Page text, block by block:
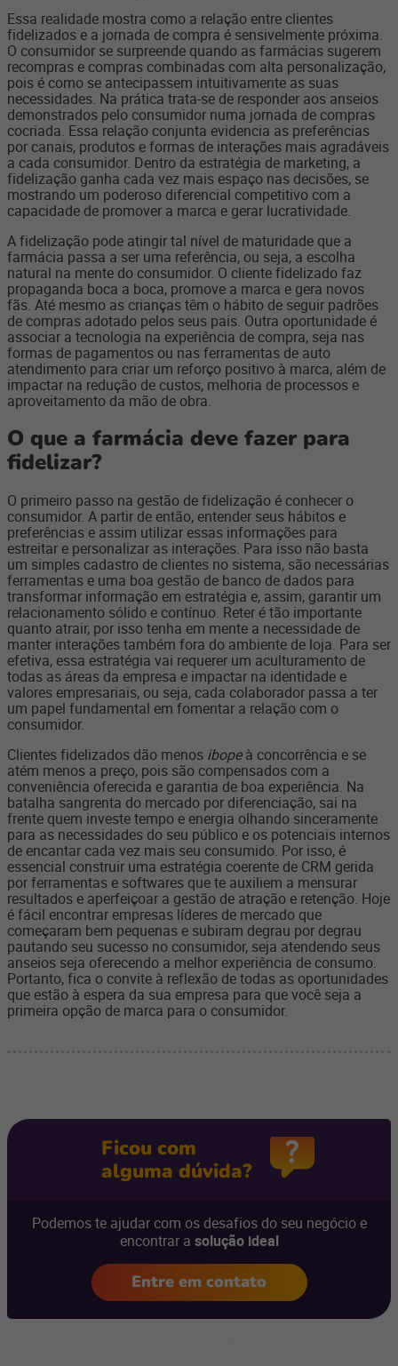
Essa realidade mostra como a relação entre clientes
fidelizados e a jornada de compra é sensivelmente próxima.
O consumidor se surpreende quando as farmácias sugerem
recompras e compras combinadas com alta personalização,
pois é como se antecipassem intuitivamente as suas
necessidades. Na prática trata-se de responder aos anseios
demonstrados pelo consumidor numa jornada de compras
cocriada. Essa relação conjunta evidencia as preferências
por canais, produtos e formas de interações mais agradáveis
a cada consumidor. Dentro da estratégia de marketing, a
fidelização ganha cada vez mais espaço nas decisões, se
mostrando um poderoso diferencial competitivo com a
capacidade de promover a marca e gerar lucratividade.
A fidelização pode atingir tal nível de maturidade que a
farmácia passa a ser uma referência, ou seja, a escolha
natural na mente do consumidor. O cliente fidelizado faz
propaganda boca a boca, promove a marca e gera novos
fãs. Até mesmo as crianças têm o hábito de seguir padrões
de compras adotado pelos seus pais. Outra oportunidade é
associar a tecnologia na experiência de compra, seja nas
formas de pagamentos ou nas ferramentas de auto
atendimento para criar um reforço positivo à marca, além de
impactar na redução de custos, melhoria de processos e
aproveitamento da mão de obra.
O que a farmácia deve fazer para
fidelizar?
O primeiro passo na gestão de fidelização é conhecer o
consumidor. A partir de então, entender seus hábitos e
preferências e assim utilizar essas informações para
estreitar e personalizar as interações. Para isso não basta
um simples cadastro de clientes no sistema, são necessárias
ferramentas e uma boa gestão de banco de dados para
transformar informação em estratégia e, assim, garantir um
relacionamento sólido e contínuo. Reter é tão importante
quanto atrair, por isso tenha em mente a necessidade de
manter interações também fora do ambiente de loja. Para ser
efetiva, essa estratégia vai requerer um aculturamento de
todas as áreas da empresa e impactar na identidade e
valores empresariais, ou seja, cada colaborador passa a ter
um papel fundamental em fomentar a relação com o
consumidor.
Clientes fidelizados dão menos ibopeà concorrência e se
atém menos a preço, pois são compensados com a
conveniência oferecida e garantia de boa experiência. Na
batalha sangrenta do mercado por diferenciação, sai na
frente quem investe tempo e energia olhando sinceramente
para as necessidades do seu público e os potenciais internos
de encantar cada vez mais seu consumido. Por isso, é
essencial construir uma estratégia coerente de CRM gerida
por ferramentas e softwares que te auxiliem a mensurar
resultados e aperfeiçoar a gestão de atração e retenção. Hoje
é fácil encontrar empresas líderes de mercado que
começaram bem pequenas e subiram degrau por degrau
pautando seu sucesso no consumidor, seja atendendo seus
anseios seja oferecendo a melhor experiência de consumo.
Portanto, fica o convite à reflexão de todas as oportunidades
que estão à espera da sua empresa para que você seja a
primeira opção de marca para o consumidor.
Ficou com
alguma dúvida?
Podemos te ajudar com os desafios do seu negócio e
encontrar a solução ideal
Entre em contato